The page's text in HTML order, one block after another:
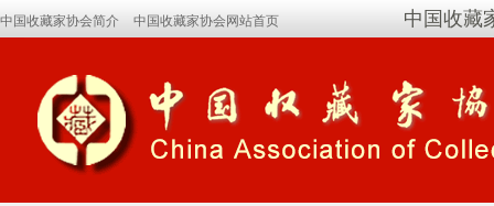
中国收藏家协会简介 中国收藏家协会网站首页 中国收藏